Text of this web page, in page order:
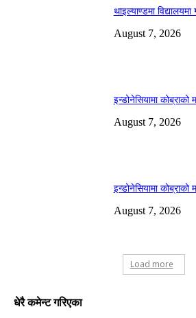
थाइल्याण्डमा
August 7, 2026
इन्डोनेसियामा
August 7, 2026
इन्डोनेसियामा
August 7, 2026
Load more
धेरै कमेन्ट गरिएका